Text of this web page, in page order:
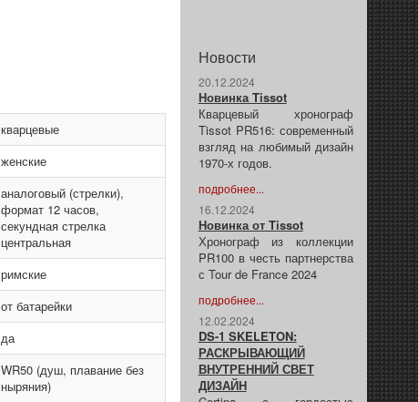
кварцевые
женские
аналоговый (стрелки),
формат 12 часов,
секундная стрелка
центральная
римские
от батарейки
да
WR50 (душ, плавание без
ныряния)
Новости
20.12.2024
Новинка Tissot
Кварцевый хронограф
Tissot PR516: современный
взгляд на любимый дизайн
1970-х годов.
подробнее...
16.12.2024
Новинка от Tissot
Хронограф из коллекции
PR100 в честь партнерства
с Tour de France 2024
подробнее...
12.02.2024
DS-1 SKELETON:
РАСКРЫВАЮЩИЙ
ВНУТРЕННИЙ СВЕТ
ДИЗАЙН